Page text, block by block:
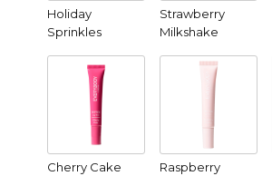
Holiday
Sprinkles
Strawberry
Milkshake
Cherry Cake
Raspberry